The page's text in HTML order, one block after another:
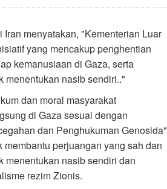
menyatakan, "Kementerian Luar
yang mencakup penghentian
kemanusiaan di Gaza, serta
menentukan nasib sendiri.."
dan moral masyarakat
di Gaza sesuai dengan
dan Penghukuman Genosida"
perjuangan yang sah dan
menentukan nasib sendiri dan
rezim Zionis.